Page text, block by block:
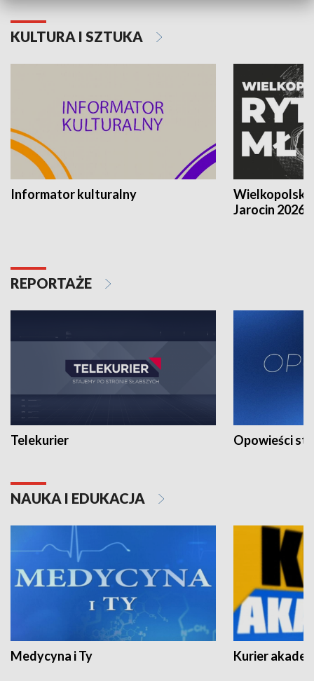
KULTURA I SZTUKA
Informator kulturalny
Jarocin 2026
REPORTAŻE
Telekurier Opowieści
NAUKA I EDUKACJA
Medycyna i Ty Kurier